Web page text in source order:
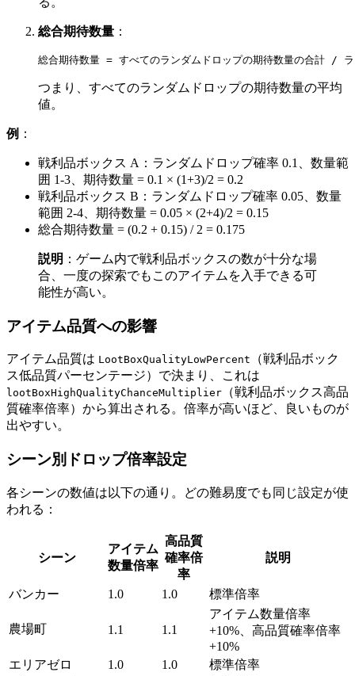
総合期待数量 ：
つまり、すべてのランダムドロップの期待数量の平均
値。
例 ：
戦利品ボックス A：ランダムドロップ確率 0.1、数量範
囲 1-3、期待数量 = 0.1 × (1+3)/2 = 0.2
戦利品ボックス B：ランダムドロップ確率 0.05、数量
範囲 2-4、期待数量 = 0.05 × (2+4)/2 = 0.15
総合期待数量 = (0.2 + 0.15) / 2 = 0.175
説明 ：ゲーム内で戦利品ボックスの数が十分な場
合、一度の探索でもこのアイテムを入手できる可
能性が高い。
アイテム品質への影響
アイテム品質は LootBoxQualityLowPercent
（戦利品ボック
ス低品質パーセンテージ）で決まり、これは
lootBoxHighQualityChanceMultiplier （戦利品ボックス高品
質確率倍率）から算出される。倍率が高いほど、良いものが
出やすい。
シーン別ドロップ倍率設定
各シーンの数値は以下の通り。どの難易度でも同じ設定が使
われる：
シーン
アイテム
数量倍率
高品質
確率倍
率
説明
バンカー 1.0 1.0 標準倍率
農場町 1.1 1.1
アイテム数量倍率
+10%、高品質確率倍率
+10%
エリアゼロ
1.0 1.0
標準倍率